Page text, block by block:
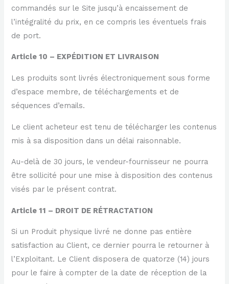
commandés sur le Site jusqu’à encaissement de
l’intégralité du prix, en ce compris les éventuels frais
de port.
Article 10 – EXPÉDITION ET LIVRAISON
Les produits sont livrés électroniquement sous forme
d’espace membre, de téléchargements et de
séquences d’emails.
Le client acheteur est tenu de télécharger les contenus
mis à sa disposition dans un délai raisonnable.
Au-delà de 30 jours, le vendeur-fournisseur ne pourra
être sollicité pour une mise à disposition des contenus
visés par le présent contrat.
Article 11 – DROIT DE RÉTRACTATION
Si un Produit physique livré ne donne pas entière
satisfaction au Client, ce dernier pourra le retourner à
l’Exploitant. Le Client disposera de quatorze (14) jours
pour le faire à compter de la date de réception de la